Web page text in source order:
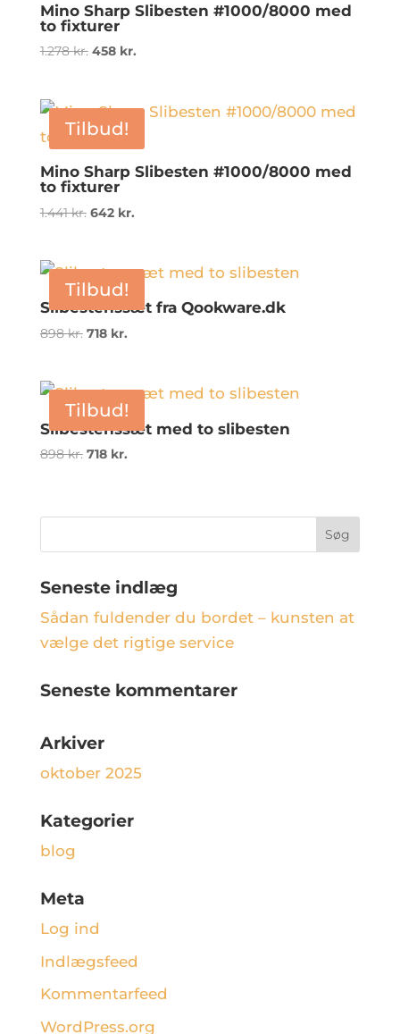
Mino Sharp Slibesten #1000/8000 med
to fixturer
1.278kr. Den
var:
1.278 kr..
458 kr.Den
er:
Tilbud!
Mino Sharp Slibesten #1000/8000 med
to fixturer
1.441kr. Den
var:
1.441 kr..
642 kr.Den
er:
Tilbud!
Slibestenssæt fra Qookware.dk
898kr. Den
var:
898 kr..
718 kr.Den
er:
718 kr..
Tilbud!
Slibestenssæt med to slibesten
898kr. Den
var:
718 kr.Den
er:
Seneste indlæg
Sådan fuldender du bordet – kunsten at
vælge det rigtige service
Seneste kommentarer
Arkiver
oktober 2025
Kategorier
blog
Meta
Log ind
Indlægsfeed
Kommentarfeed
WordPress.org